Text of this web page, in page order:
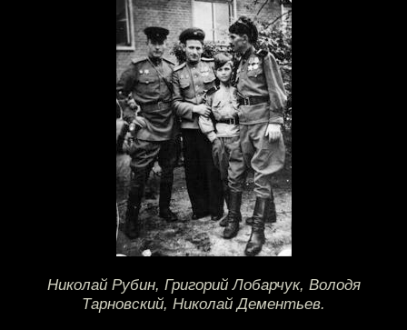
Николай Рубин, Григорий Лобарчук, Володя
Тарновский, Николай Дементьев.